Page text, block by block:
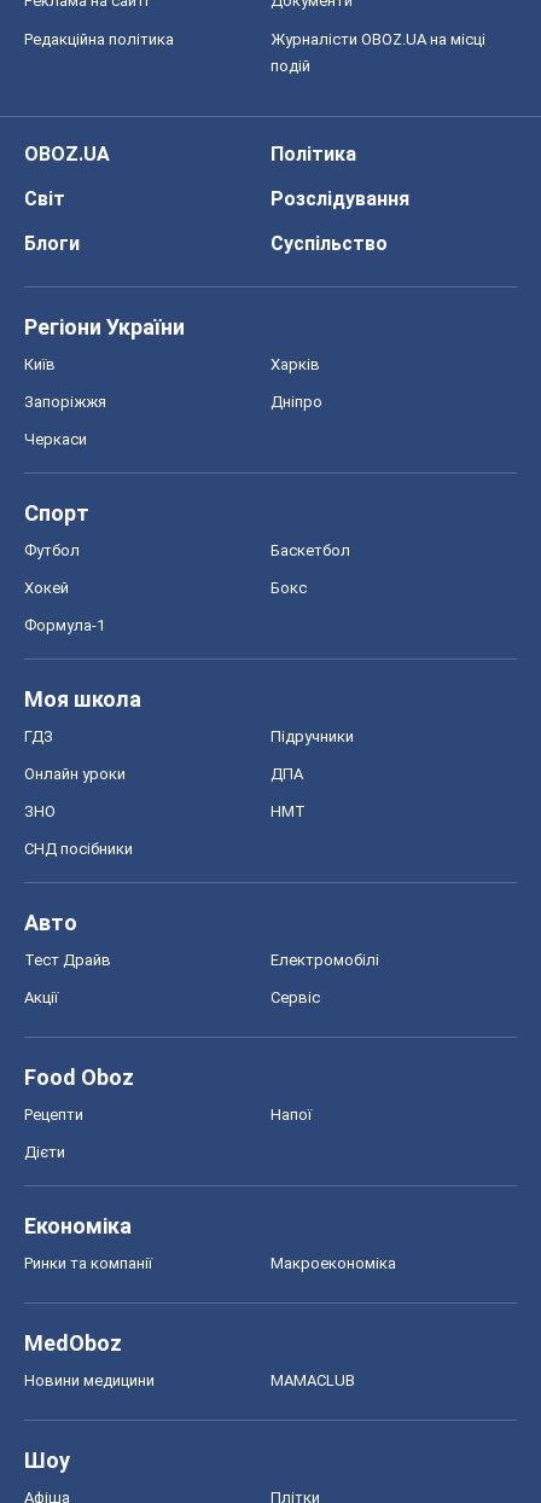
Редакційна політика
Журналісти OBOZ.UA на місці
подій
OBOZ.UA
Політика
Світ
Розслідування
Блоги
Суспільство
Регіони України
Київ Харків
Запоріжжя Дніпро
Черкаси
Спорт
Футбол Баскетбол
Хокей Бокс
Формула-1
Моя школа
ГДЗ Підручники
Онлайн уроки ДПА
ЗНО НМТ
СНД посібники
Авто
Тест Драйв Електромобілі
Акції Сервіс
Food Oboz
Рецепти Напої
Дієти
Економіка
Ринки та компанії Макроекономіка
MedOboz
Новини медицини MAMACLUB
Шоу
Афіша Плітки